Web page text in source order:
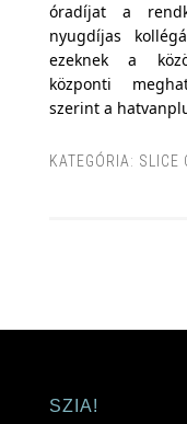
óradíjat a
nyugdíjas
ezeknek a
központi
szerint a
KATEGÓRIA: SLICE
SZIA!